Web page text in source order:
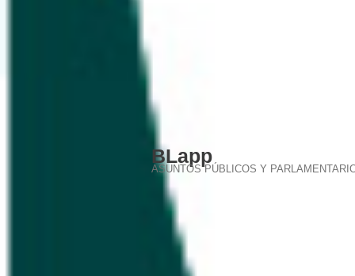
BLapp
ASUNTOS PÚBLICOS Y